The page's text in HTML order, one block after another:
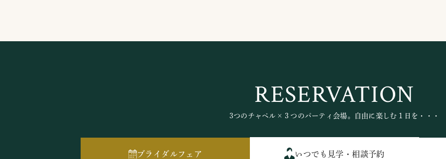
RESERVATION
3つのチャペル×３つのパーティ会場。自由に楽しむ１日を・・・
ブライダルフェア いつでも見学・相談予約